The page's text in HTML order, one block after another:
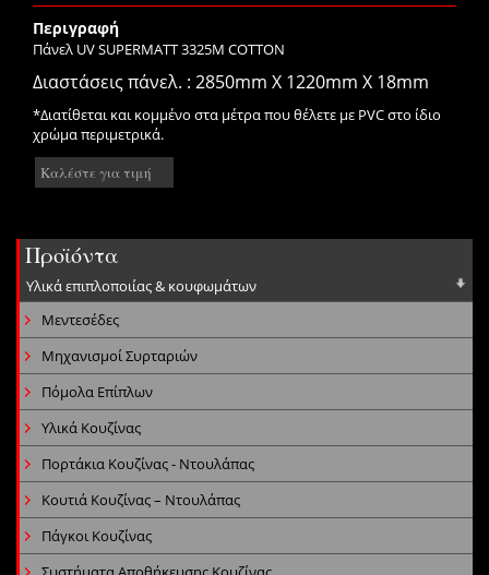
Περιγραφή
Πάνελ UV SUPERMATT 3325Μ COTTON
Διαστάσεις πάνελ. : 2850mm X 1220mm X 18mm
*Διατίθεται και κομμένο στα μέτρα που θέλετε με PVC στο ίδιο
χρώμα περιμετρικά.
Καλέστε για τιμή
Προϊόντα
Υλικά επιπλοποιίας & κουφωμάτων
Μεντεσέδες
Μηχανισμοί Συρταριών
Πόμολα Επίπλων
Υλικά Κουζίνας
Πορτάκια Κουζίνας - Ντουλάπας
Κουτιά Κουζίνας – Ντουλάπας
Πάγκοι Κουζίνας